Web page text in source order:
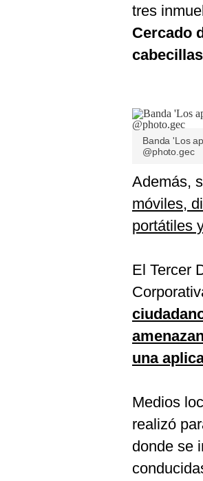
tres
Cercado
Banda 'Los
@photo.gec
Además,
móviles,
portátiles
El Tercer
una
Medios
realizó
donde se